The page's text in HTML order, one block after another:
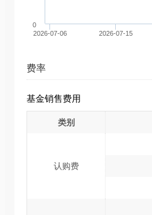
2026-07-06 2026-07-15
0
费率
基金销售费用
类别
认购费